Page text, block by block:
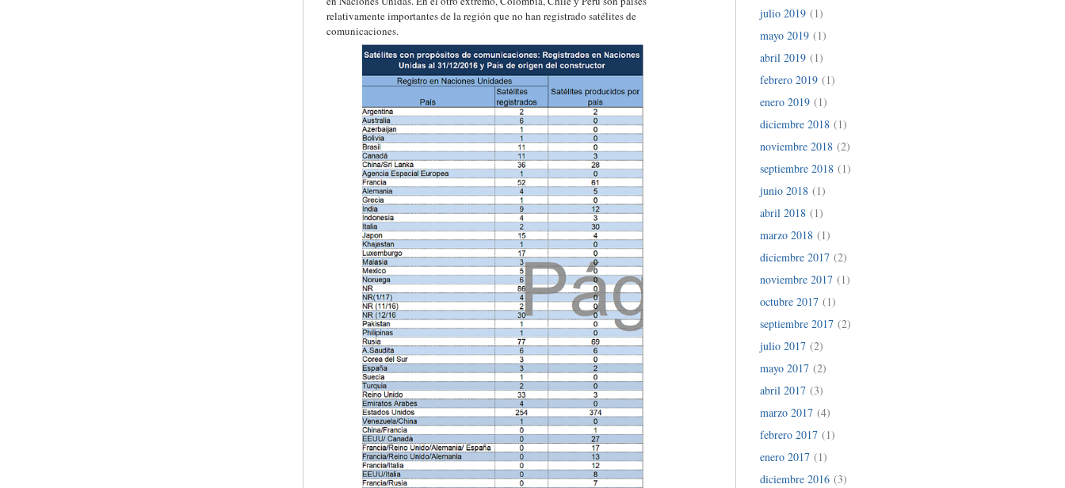
relativamente importantes de la región que no han registrado satélites de
comunicaciones.
julio 2019(1)
mayo 2019(1)
abril 2019(1)
febrero 2019(1)
enero 2019(1)
diciembre 2018(1)
noviembre 2018(2)
septiembre 2018(1)
junio 2018(1)
abril 2018(1)
marzo 2018(1)
diciembre 2017(2)
noviembre 2017(1)
octubre 2017(1)
septiembre 2017(2)
julio 2017(2)
mayo 2017(2)
abril 2017(3)
marzo 2017(4)
febrero 2017(1)
enero 2017(1)
diciembre 2016(3)